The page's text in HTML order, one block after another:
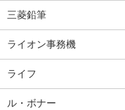
三菱鉛筆
ライオン事務機
ライフ
ル・ボナー